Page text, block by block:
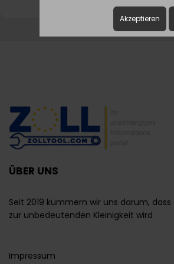
ÜBER UNS
Seit 2019 kümmern wir uns darum,
zur unbedeutenden Kleinigkeit wird
Impressum
Akzeptieren